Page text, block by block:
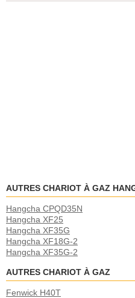
AUTRES CHARIOT À GAZ
Hangcha CPQD35N
Hangcha XF25
Hangcha XF35G
Hangcha XF18G-2
Hangcha XF35G-2
AUTRES CHARIOT À GAZ
Fenwick H40T